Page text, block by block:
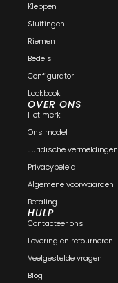
Kleppen
Sluitingen
Riemen
Bedels
Configurator
Lookbook
OVER ONS
Het merk
Ons model
Juridische vermeldingen
Privacybeleid
Algemene voorwaarden
Betaling
HULP
Contacteer ons
Levering en retourneren
Veelgestelde vragen
Blog